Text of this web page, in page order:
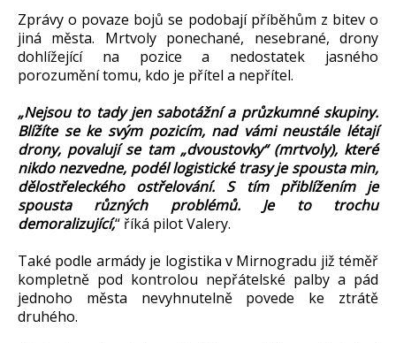
Zprávy o povaze bojů se podobají příběhům z bitev o
jiná města. Mrtvoly ponechané, nesebrané, drony
dohlížející na pozice a nedostatek jasného
porozumění tomu, kdo je přítel a nepřítel.
„Nejsou to tady jen sabotážní a průzkumné skupiny.
Blížíte se ke svým pozicím, nad vámi neustále létají
drony, povalují se tam „dvoustovky“ (mrtvoly), které
nikdo nezvedne, podél logistické trasy je spousta min,
dělostřeleckého ostřelování. S tím přiblížením je
spousta různých problémů. Je to trochu
demoralizující,“ říká pilot Valery.
Také podle armády je logistika v Mirnogradu již téměř
kompletně pod kontrolou nepřátelské palby a pád
jednoho města nevyhnutelně povede ke ztrátě
druhého.